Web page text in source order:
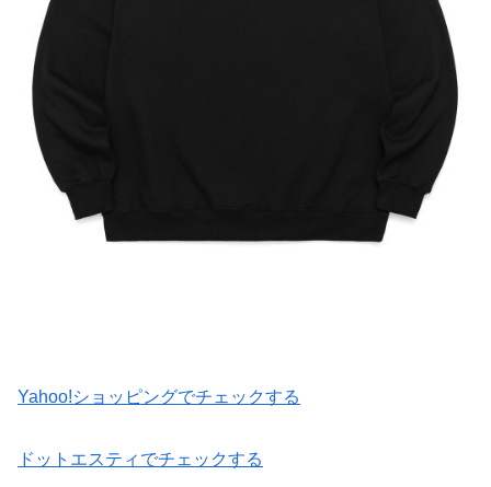
Yahoo!ショッピングでチェックする
ドットエスティでチェックする